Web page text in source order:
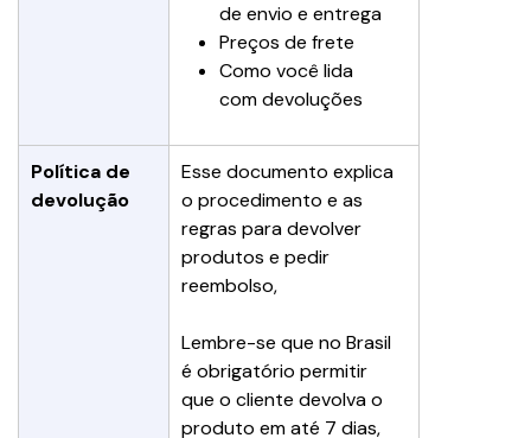
de envio e entrega
Preços de frete
Como você lida
com devoluções
Política de
devolução
Esse documento explica
o procedimento e as
regras para devolver
produtos e pedir
reembolso,
Lembre-se que no Brasil
é obrigatório permitir
que o cliente devolva o
produto em até 7 dias,